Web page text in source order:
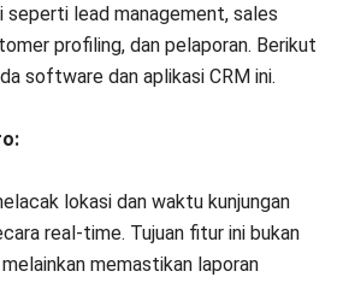
seperti lead management, sales
profiling, dan pelaporan. Berikut
software dan aplikasi CRM ini.
lokasi dan waktu kunjungan
real-time. Tujuan fitur ini bukan
memastikan laporan